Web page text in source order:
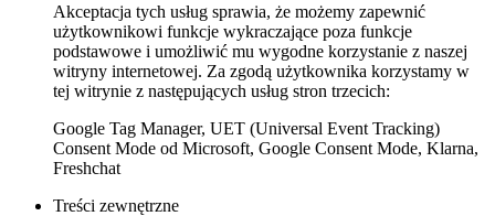
Akceptacja tych usług sprawia, że możemy zapewnić
użytkownikowi funkcje wykraczające poza funkcje
podstawowe i umożliwić mu wygodne korzystanie z naszej
witryny internetowej. Za zgodą użytkownika korzystamy w
tej witrynie z następujących usług stron trzecich:
Google Tag Manager, UET (Universal Event Tracking)
Consent Mode od Microsoft, Google Consent Mode, Klarna,
Freshchat
Treści zewnętrzne